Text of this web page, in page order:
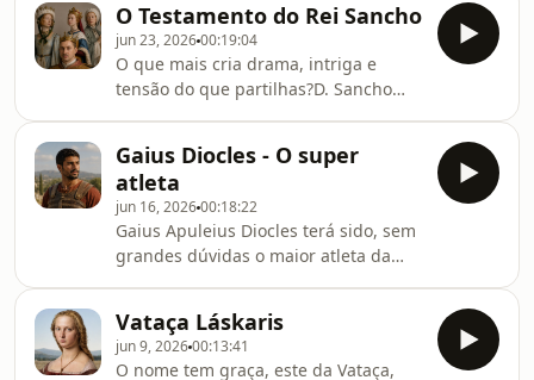
que procuravam a cura nas suas
consultas. A sua generosidade valeu-
lhe uma aura de santo.
O Testamento do Rei Sancho
jun 23, 202600:19:04
O que mais cria drama, intriga e
tensão do que partilhas?D. Sancho
generoso destino, mas o seu sucessor
D. Afonso II não gostou da última
vontade do pai. Resultado? Uma
grande confusão.
Gaius Diocles - O super
atleta
jun 16, 202600:18:22
Gaius Apuleius Diocles terá sido, sem
grandes dúvidas o maior atleta da
incrivel é que, também ele era
português, ou melhor, oriundo da
Vataça Láskaris
jun 9, 202600:13:41
O nome tem graça, este da Vataça,